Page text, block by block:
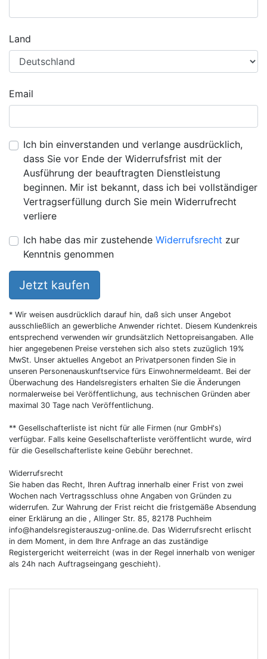
Land
Email
Ich bin einverstanden und verlange ausdrücklich,
dass Sie vor Ende der Widerrufsfrist mit der
Ausführung der beauftragten Dienstleistung
beginnen. Mir ist bekannt, dass ich bei vollständiger
Vertragserfüllung durch Sie mein Widerrufrecht
verliere
Ich habe das mir zustehende Widerrufsrecht zur
Kenntnis genommen
Jetzt kaufen
* Wir weisen ausdrücklich darauf hin, daß sich unser Angebot
ausschließlich an gewerbliche Anwender richtet. Diesem Kundenkreis
entsprechend verwenden wir grundsätzlich Nettopreisangaben. Alle
hier angegebenen Preise verstehen sich also stets zuzüglich 19%
MwSt. Unser aktuelles Angebot an Privatpersonen finden Sie in
unseren Personenauskunftservice fürs Einwohnermeldeamt. Bei der
Überwachung des Handelsregisters erhalten Sie die Änderungen
normalerweise bei Veröffentlichung, aus technischen Gründen aber
maximal 30 Tage nach Veröffentlichung.
** Gesellschafterliste ist nicht für alle Firmen (nur GmbH's)
verfügbar. Falls keine Gesellschafterliste veröffentlicht wurde, wird
für die Gesellschafterliste keine Gebühr berechnet.
Widerrufsrecht
Sie haben das Recht, Ihren Auftrag innerhalb einer Frist von zwei
Wochen nach Vertragsschluss ohne Angaben von Gründen zu
widerrufen. Zur Wahrung der Frist reicht die fristgemäße Absendung
einer Erklärung an die , Allinger Str. 85, 82178 Puchheim
info@handelsregisterauszug-online.de. Das Widerrufsrecht erlischt
in dem Moment, in dem Ihre Anfrage an das zuständige
Registergericht weiterreicht (was in der Regel innerhalb von weniger
als 24h nach Auftragseingang geschieht).